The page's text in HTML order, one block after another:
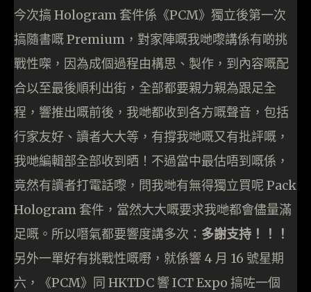
今次搞 Hologram 套件係《PCM》獨立後第一次
搞隨書嘅 Premium，對家陣嘅我哋嚟講係有啲挑
戰性㗎，因為成個過程由構思、製作，到內容嘅配
合以至最後順利出街，全部都要親力親為跟足全
程，響推出嘅前後，我哋都收到各方嘅聲音，包括
行家友好、讀者大大等，有撐我哋嘅又有批評嘅，
我哋編輯部全部收到晒！不過當中最估唔到嘅係，
竟然有讀者打電話嚟，問我哋有無得獨立買呢 Pack
Hologram 套件，當然大大嘅要求我哋都會儘量滿
足嘅。所以噆氣都要響度講多次： 多謝支持！！！
另外一單好有挑戰性嘅嘢，就係響 4 月 16 號星期
六，《PCM》同 HKTDC 響 ICT Expo 搞咗一個